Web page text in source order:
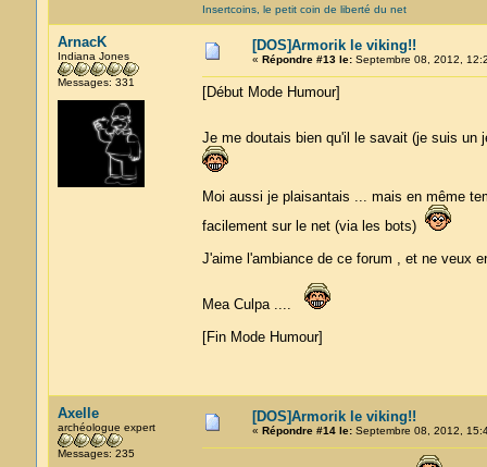
Insertcoins, le petit coin de liberté du net
ArnacK
Indiana Jones
Messages: 331
[DOS]Armorik le viking!!
« Répondre #13 le:Septembre 08, 2012,
[Début Mode Humour]
Je me doutais bien qu'il le savait (je suis
Moi aussi je plaisantais ... mais en même
facilement sur le net (via les bots)
J'aime l'ambiance de ce forum , et ne veux
Mea Culpa ....
[Fin Mode Humour]
Axelle
archéologue expert
Messages: 235
[DOS]Armorik le viking!!
« Répondre #14 le:Septembre 08, 2012,